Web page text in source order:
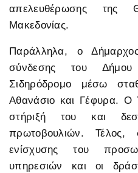
απελευθέρωσης της
Μακεδονίας.
Παράλληλα, ο
σύνδεσης του
Σιδηρόδρομο μέσω
Αθανάσιο και Γέφυρα. Ο
στήριξή του και
πρωτοβουλιών. Τέλος,
ενίσχυσης του
υπηρεσιών και οι